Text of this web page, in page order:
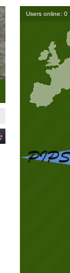
Users online: 0